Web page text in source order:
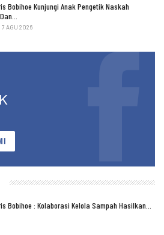
Bobihoe Kunjungi Anak Pengetik Naskah
7 AGU 2026
Bobihoe : Kolaborasi Kelola Sampah Hasilkan…